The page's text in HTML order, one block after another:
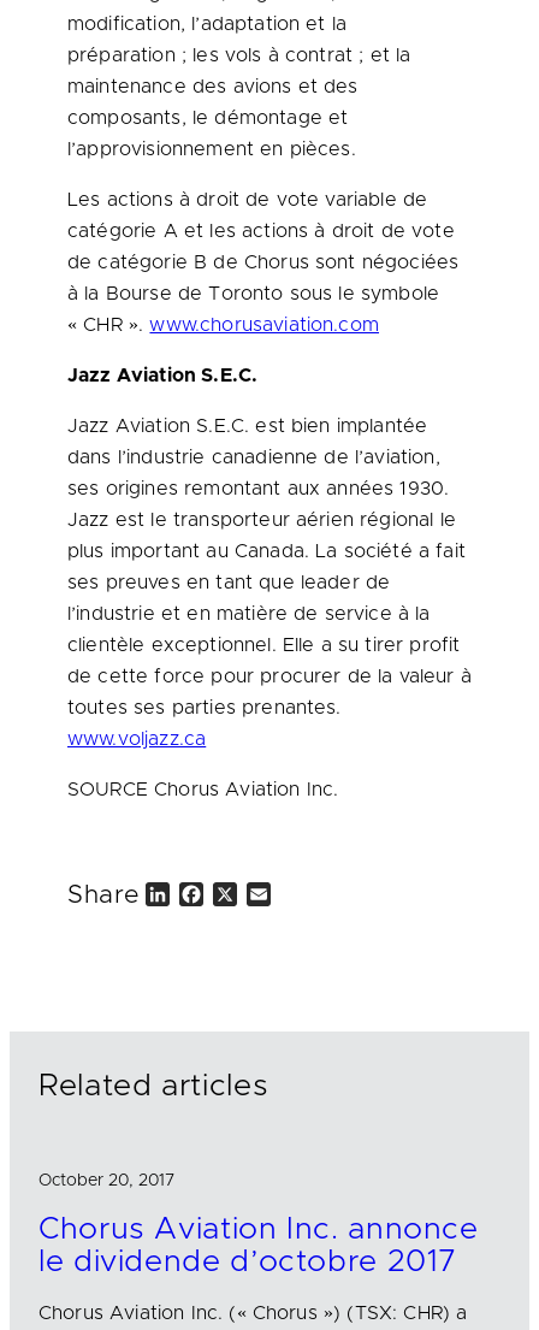
modification, l’adaptation et la
préparation ; les vols à contrat ; et la
maintenance des avions et des
composants, le démontage et
l’approvisionnement en pièces.
Les actions à droit de vote variable de
catégorie A et les actions à droit de vote
de catégorie B de Chorus sont négociées
à la Bourse deToronto sous le symbole
« CHR ».www.chorusaviation.com
Jazz Aviation S.E.C.
Jazz Aviation S.E.C. est bien implantée
dans l’industrie canadienne de l’aviation,
ses origines remontant aux années 1930.
Jazz est le transporteur aérien régional le
plus important au Canada. La société a fait
ses preuves en tant que leader de
l’industrie et en matière de service à la
clientèle exceptionnel. Elle a su tirer profit
de cette force pour procurer de la valeur à
toutes ses parties prenantes.
www.voljazz.ca
SOURCE Chorus Aviation Inc.
Share
Related articles
October 20, 2017
Chorus Aviation Inc. annonce
le dividende d’octobre 2017
Chorus Aviation Inc. (« Chorus ») (TSX: CHR) a